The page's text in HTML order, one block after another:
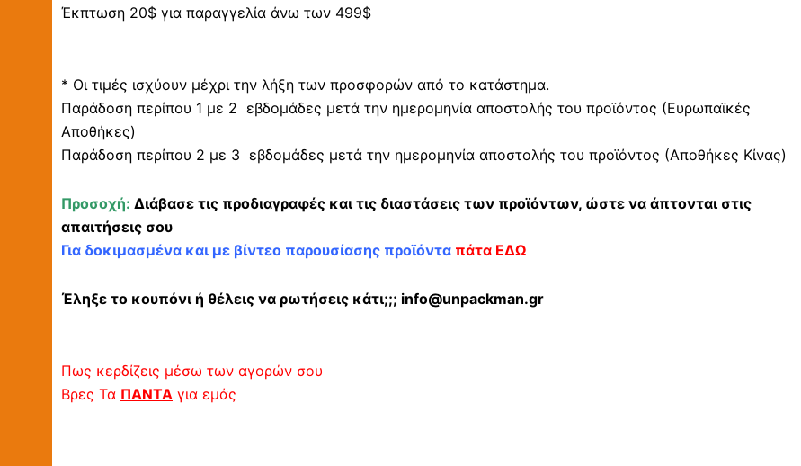
Έκπτωση 20$ για παραγγελία άνω των 499$
* Οι τιμές ισχύουν μέχρι την λήξη των προσφορών από το κατάστημα.
Παράδοση περίπου 1 με 2 εβδομάδες μετά την ημερομηνία αποστολής του προϊόντος (Ευρωπαϊκές
Αποθήκες)
Παράδοση περίπου 2 με 3 εβδομάδες μετά την ημερομηνία αποστολής του προϊόντος (Αποθήκες Κίνας)
Προσοχή: Διάβασε τις προδιαγραφές και τις διαστάσεις των προϊόντων, ώστε να άπτονται στις
απαιτήσεις σου
Για δοκιμασμένα και με βίντεο παρουσίασης προϊόντα πάτα ΕΔΩ
Έληξε το κουπόνι ή θέλεις να ρωτήσεις κάτι;;; info@unpackman.gr
Πως κερδίζεις μέσω των αγορών σου
Βρες Τα ΠΑΝΤΑ για εμάς